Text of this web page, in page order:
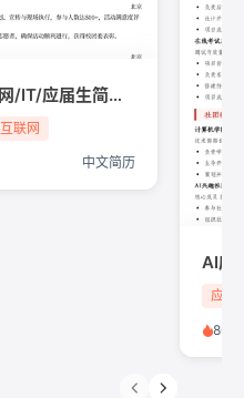
产品经理（投放方向）/互联网/IT/应届生简历模板
互联网
中文简历
应届